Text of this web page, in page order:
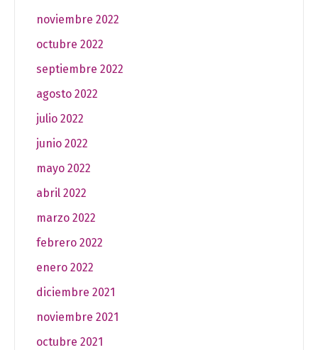
noviembre 2022
octubre 2022
septiembre 2022
agosto 2022
julio 2022
junio 2022
mayo 2022
abril 2022
marzo 2022
febrero 2022
enero 2022
diciembre 2021
noviembre 2021
octubre 2021